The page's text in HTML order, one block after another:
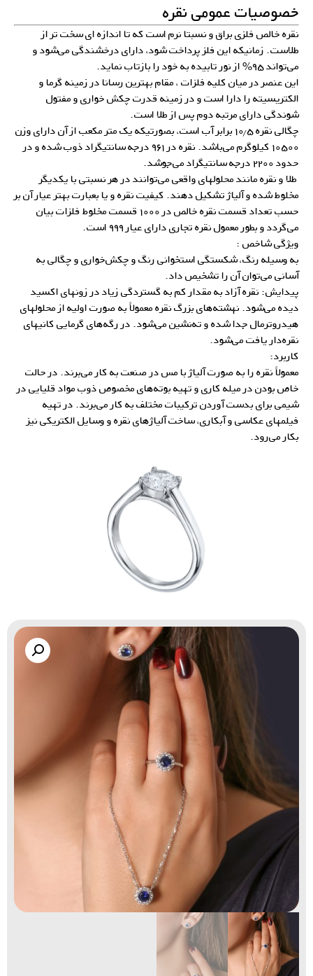
خصوصیات عمومی نقره
نقره خالص فلزی براق و نسبتا نرم است که تا اندازه ای سخت تر از
طلاست. زمانیکه این فلز پرداخت شود، دارای درخشندگی می‌شود و
می‌تواند ۹۵% از نور تابیده به خود را بازتاب نماید.
این عنصر در میان کلیه فلزات ، مقام بهترین رسانا در زمینه گرما و
الکتریسیته را دارا است و در زمینه قدرت چکش خواری و مفتول
شوندگی دارای مرتبه دوم پس از طلا است.
چگالی نقره ۱۰٫۵ برابر آب است، بصورتیکه یک متر مکعب از آن دارای وزن
۱۰۵۰۰ کیلوگرم می‌باشد. نقره در ۹۶۱ درجه سانتیگراد ذوب شده و در
حدود ۲۲۰۰ درجه سانتیگراد می‌جوشد.
طلا و نقره مانند محلولهای واقعی می‌توانند در هر نسبتی با یکدیگر
مخلوط شده و آلیاژ تشکیل دهند. کیفیت نقره و یا بعبارت بهتر عیار آن بر
حسب تعداد قسمت نقره خالص در ۱۰۰۰ قسمت مخلوط فلزات بیان
می‌گردد و بطور معمول نقره تجاری دارای عیار ۹۹۹ است.
ویژگی شاخص :
به وسیله رنگ، شکستگی استخوانی رنگ و چکش‌خواری و چگالی به
آسانی می‌توان آن را تشخیص داد.
پیدایش: نقره آزاد به مقدار کم به گستردگی زیاد در زونهای اکسید
دیده می‌شود. نهشته‌های بزرگ نقره معمولاً به صورت اولیه از محلولهای
هیدروترمال جدا شده و ته‌‌نشین می‌شود. در رگه‌های گرمایی کانیهای
نقره‌دار یافت می‌شود.
کاربرد:
معمولاً نقره را به صورت آلیاژ با مس در صنعت به کار می‌برند. در حالت
خاص بودن در میله کاری و تهیه بوته‌های مخصوص ذوب مواد قلیایی در
شیمی برای بدست آوردن ترکیبات مختلف به کار می‌برند. در تهیه
فیلمهای عکاسی و آبکاری، ساختآلیاژهای نقرهو وسایل الکتریکی نیز
بکار می‌رود.
گالری زاب سیلور